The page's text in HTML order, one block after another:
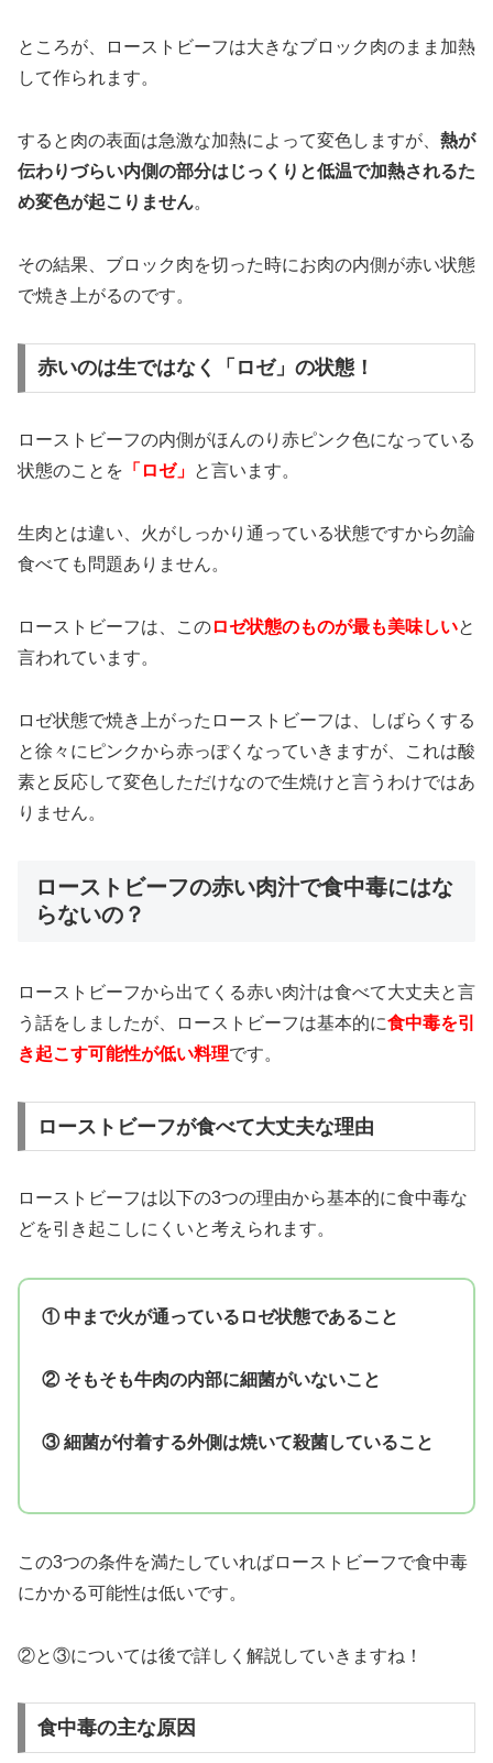
ところが、ローストビーフは大きなブロック肉のまま加熱
して作られます。
すると肉の表面は急激な加熱によって変色しますが、 熱が
伝わりづらい内側の部分はじっくりと低温で加熱されるた
め変色が起こりません。
その結果、ブロック肉を切った時にお肉の内側が赤い状態
で焼き上がるのです。
赤いのは生ではなく「ロゼ」の状態！
ローストビーフの内側がほんのり赤ピンク色になっている
状態のことを 「ロゼ」 と言います。
生肉とは違い、火がしっかり通っている状態ですから勿論
食べても問題ありません。
ローストビーフは、このロゼ状態のものが最も美味しいと
言われています。
ロゼ状態で焼き上がったローストビーフは、しばらくする
と徐々にピンクから赤っぽくなっていきますが、これは酸
素と反応して変色しただけなので生焼けと言うわけではあ
りません。
ローストビーフの赤い肉汁で食中毒にはな
らないの？
ローストビーフから出てくる赤い肉汁は食べて大丈夫と言
う話をしましたが、ローストビーフは基本的に食中毒を引
き起こす可能性が低い料理です。
ローストビーフが食べて大丈夫な理由
ローストビーフは以下の3つの理由から基本的に食中毒な
どを引き起こしにくいと考えられます。
① 中まで火が通っているロゼ状態であること
② そもそも牛肉の内部に細菌がいないこと
③ 細菌が付着する外側は焼いて殺菌していること
この3つの条件を満たしていればローストビーフで食中毒
にかかる可能性は低いです。
②と③については後で詳しく解説していきますね！
食中毒の主な原因